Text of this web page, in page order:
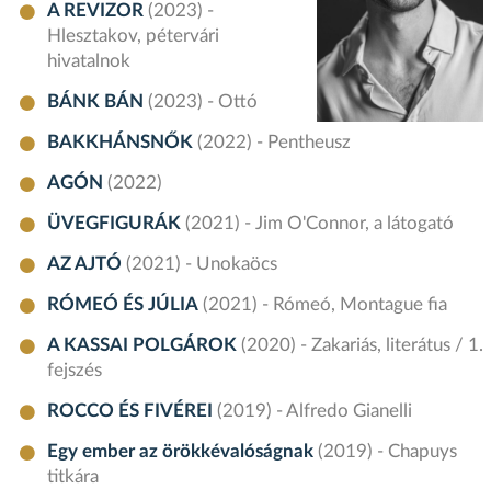
A REVIZOR (2023) -
Hlesztakov, pétervári
hivatalnok
BÁNK BÁN (2023) - Ottó
BAKKHÁNSNŐK (2022) - Pentheusz
AGÓN (2022)
ÜVEGFIGURÁK (2021) - Jim O'Connor, a látogató
AZ AJTÓ (2021) - Unokaöcs
RÓMEÓ ÉS JÚLIA(2021) - Rómeó, Montague fia
A KASSAI POLGÁROK (2020) - Zakariás, literátus / 1.
fejszés
ROCCO ÉS FIVÉREI (2019) - Alfredo Gianelli
Egy ember az örökkévalóságnak(2019) - Chapuys
titkára